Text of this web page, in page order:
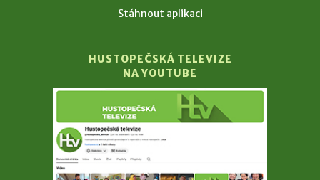
Stáhnout aplikaci
HUSTOPEČSKÁ TELEVIZE
NA YOUTUBE